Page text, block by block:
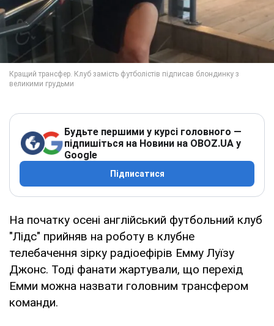
Будьте першими у курсі головного —
підпишіться на Новини на OBOZ.UA у
Google
Підписатися
На початку осені англійський футбольний клуб
"Лідс" прийняв на роботу в клубне
телебачення зірку радіоефірів Емму Луїзу
Джонс. Тоді фанати жартували, що перехід
Емми можна назвати головним трансфером
команди.